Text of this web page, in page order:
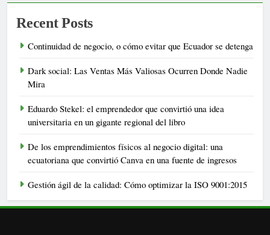
Recent Posts
Continuidad de negocio, o cómo evitar que Ecuador se detenga
Dark social: Las Ventas Más Valiosas Ocurren Donde Nadie
Mira
Eduardo Stekel: el emprendedor que convirtió una idea
universitaria en un gigante regional del libro
De los emprendimientos físicos al negocio digital: una
ecuatoriana que convirtió Canva en una fuente de ingresos
Gestión ágil de la calidad: Cómo optimizar la ISO 9001:2015